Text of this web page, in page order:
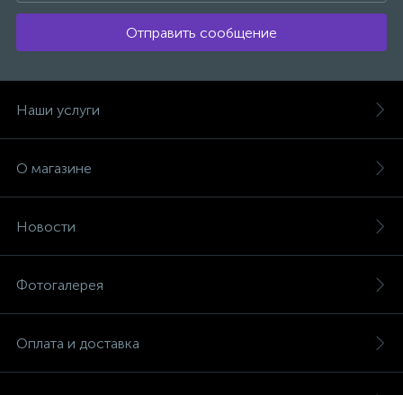
Отправить сообщение
Наши услуги
О магазине
Новости
Фотогалерея
Оплата и доставка